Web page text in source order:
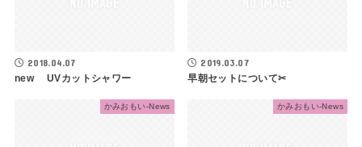
2018.04.07
new UVカットシャワー
2019.03.07
早朝セットについて✂
かみおもい-News かみおもい-News